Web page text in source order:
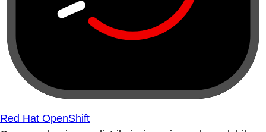
Red Hat OpenShift